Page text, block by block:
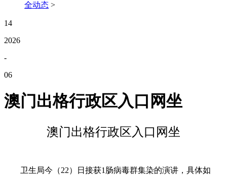
全动态 >
14
2026
-
06
澳门出格行政区入口网坐
澳门出格行政区入口网坐
卫生局今（22）日接获1肠病毒群集染的演讲，具体如